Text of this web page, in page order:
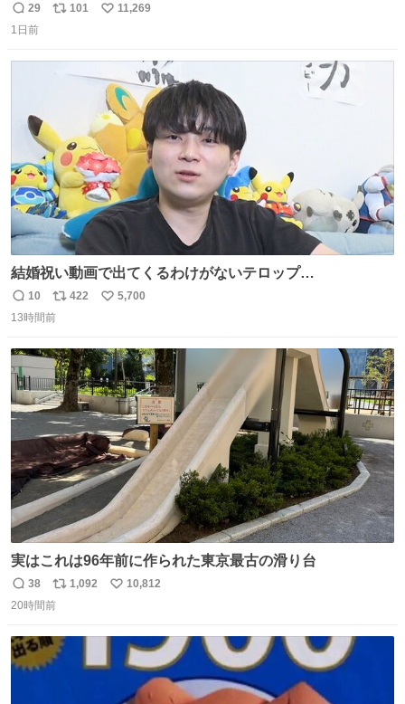
返
信
29
リ
101
い
11,269
1日前
結婚祝い動画で出てくるわけがないテロップ
youtu.be/4pJ7U22AYtw
返
信
10
リ
ポ
ト
数
422
い
数
5,700
13時間前
実はこれは96年前に作られた東京最古の滑り台
返
信
38
リ
ポ
ト
数
1,092
い
10,812
20時間前